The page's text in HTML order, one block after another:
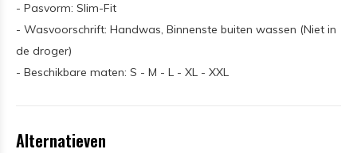
- Pasvorm: Slim-Fit
- Wasvoorschrift: Handwas, Binnenste buiten wassen (Niet in
de droger)
- Beschikbare maten: S - M - L - XL - XXL
Alternatieven